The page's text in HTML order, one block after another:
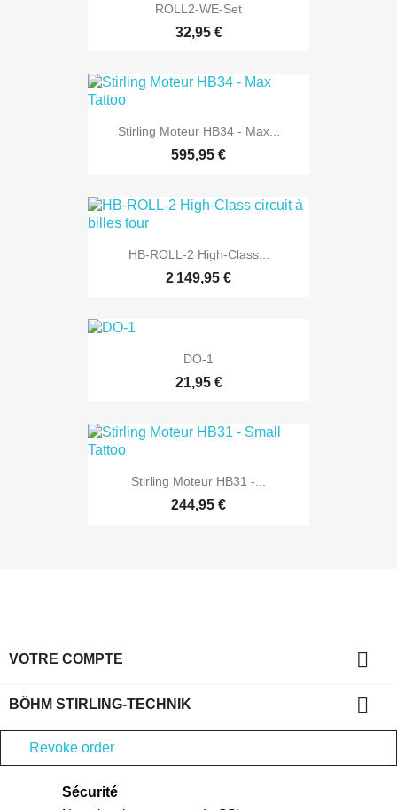
ROLL2-WE-Set
32,95 €
Stirling Moteur HB34 - Max...
595,95 €
HB-ROLL-2 High-Class...
2 149,95 €
DO-1
21,95 €
Stirling Moteur HB31 -...
244,95 €
VOTRE COMPTE 
BÖHM STIRLING-TECHNIK 
Revoke order
Sécurité